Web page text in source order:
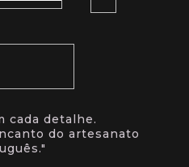
cada detalhe.
do artesanato